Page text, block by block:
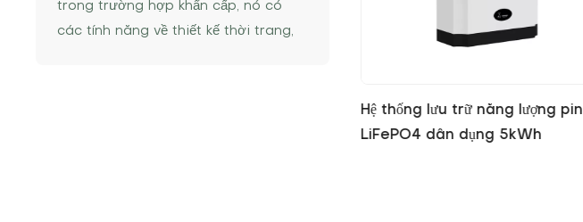
trong trường hợp khẩn cấp, nó có
các tính năng về thiết kế thời trang,
Nhà sản xuất pin LiFePO4 51,2V
200Ah 10kWh